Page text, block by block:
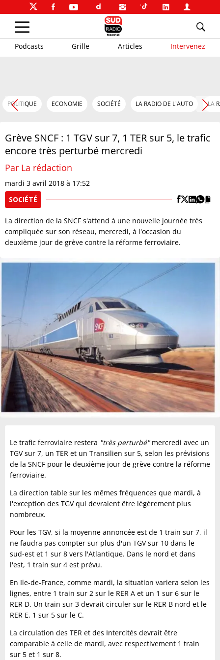
Podcasts Grille Articles Intervenez
POLITIQUE ECONOMIE SOCIÉTÉ LA RADIO DE L'AUTO LA
Grève SNCF : 1 TGV sur 7, 1 TER sur 5, le trafic
encore très perturbé mercredi
Par La rédaction
mardi 3 avril 2018 à 17:52
SOCIÉTÉ
La direction de la SNCF s'attend à une nouvelle journée très
compliquée sur son réseau, mercredi, à l'occasion du
deuxième jour de grève contre la réforme ferroviaire.
Le trafic ferroviaire restera "très perturbé"mercredi avec un
TGV sur 7, un TER et un Transilien sur 5, selon les prévisions
de la SNCF pour le deuxième jour de grève contre la réforme
ferroviaire.
La direction table sur les mêmes fréquences que mardi, à
l'exception des TGV qui devraient être légèrement plus
nombreux.
Pour les TGV, si la moyenne annoncée est de 1 train sur 7, il
ne faudra pas compter sur plus d'un TGV sur 10 dans le
sud-est et 1 sur 8 vers l'Atlantique. Dans le nord et dans
l'est, 1 train sur 4 est prévu.
En Ile-de-France, comme mardi, la situation variera selon les
lignes, entre 1 train sur 2 sur le RER A et un 1 sur 6 sur le
RER D. Un train sur 3 devrait circuler sur le RER B nord et le
RER E, 1 sur 5 sur le C.
La circulation des TER et des Intercités devrait être
comparable à celle de mardi, avec respectivement 1 train
sur 5 et 1 sur 8.